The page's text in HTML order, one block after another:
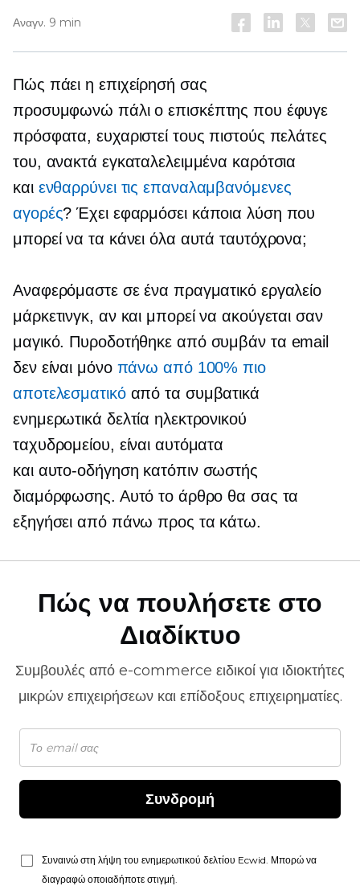
Αναγν. 9 min
Πώς πάει η επιχείρησή σας
προσυμφωνώ πάλιο επισκέπτης που έφυγε
πρόσφατα, ευχαριστεί τους πιστούς πελάτες
του, ανακτά εγκαταλελειμμένα καρότσια
και ενθαρρύνει τις επαναλαμβανόμενες
αγορές? Έχει εφαρμόσει κάποια λύση που
μπορεί να τα κάνει όλα αυτά ταυτόχρονα;
Αναφερόμαστε σε ένα πραγματικό εργαλείο
μάρκετινγκ, αν και μπορεί να ακούγεται σαν
μαγικό. Πυροδοτήθηκε από συμβάντα email
δεν είναι μόνο πάνω από 100% πιο
αποτελεσματικόαπό τα συμβατικά
ενημερωτικά δελτία ηλεκτρονικού
ταχυδρομείου, είναι αυτόματα
και αυτο-οδήγηση κατόπιν σωστής
διαμόρφωσης. Αυτό το άρθρο θα σας τα
εξηγήσει από πάνω προς τα κάτω.
Πώς να πουλήσετε στο
Διαδίκτυο
Συμβουλές από e-commerce ειδικοί για ιδιοκτήτες
μικρών επιχειρήσεων και επίδοξους επιχειρηματίες.
Συνδρομή
Συναινώ στη λήψη του ενημερωτικού δελτίου Ecwid. Μπορώ να
διαγραφώ οποιαδήποτε στιγμή.